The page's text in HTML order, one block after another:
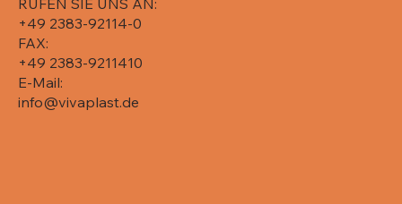
+49 2383-92114-0
FAX:
+49 2383-9211410
E-Mail:
info@vivaplast.de